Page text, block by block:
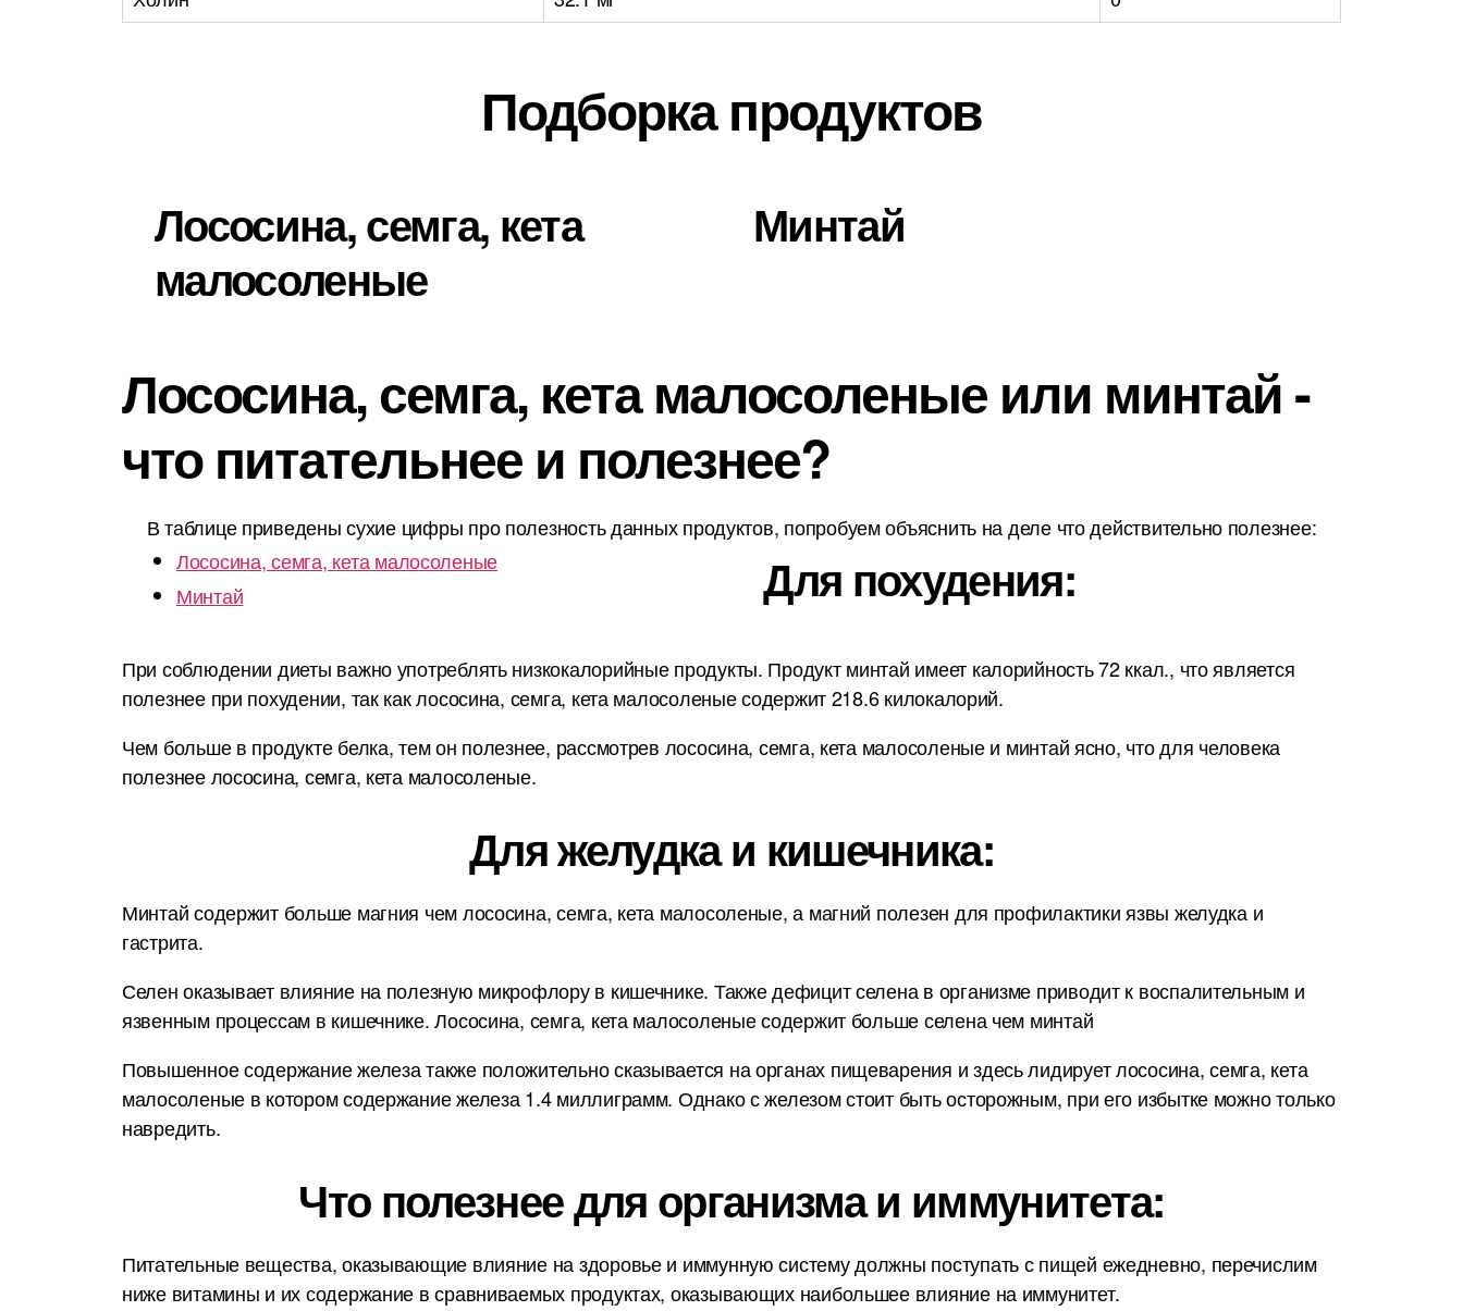
Подборка продуктов
Лососина, семга, кета
малосоленые
Минтай
Лососина, семга, кета малосоленые или минтай -
что питательнее и полезнее?
В таблице приведены сухие цифры про полезность данных продуктов, попробуем объяснить на деле что действительно полезнее:
Лососина, семга, кета малосоленые
Минтай
Для похудения:
При соблюдении диеты важно употреблять низкокалорийные продукты. Продукт минтай имеет калорийность 72 ккал., что является
полезнее при похудении, так как лососина, семга, кета малосоленые содержит 218.6 килокалорий.
Чем больше в продукте белка, тем он полезнее, рассмотрев лососина, семга, кета малосоленые и минтай ясно, что для человека
полезнее лососина, семга, кета малосоленые.
Для желудка и кишечника:
Минтай содержит больше магния чем лососина, семга, кета малосоленые, а магний полезен для профилактики язвы желудка и
гастрита.
Селен оказывает влияние на полезную микрофлору в кишечнике. Также дефицит селена в организме приводит к воспалительным и
язвенным процессам в кишечнике. Лососина, семга, кета малосоленые содержит больше селена чем минтай
Повышенное содержание железа также положительно сказывается на органах пищеварения и здесь лидирует лососина, семга, кета
малосоленые в котором содержание железа 1.4 миллиграмм. Однако с железом стоит быть осторожным, при его избытке можно только
навредить.
Что полезнее для организма и иммунитета:
Питательные вещества, оказывающие влияние на здоровье и иммунную систему должны поступать с пищей ежедневно, перечислим
ниже витамины и их содержание в сравниваемых продуктах, оказывающих наибольшее влияние на иммунитет.